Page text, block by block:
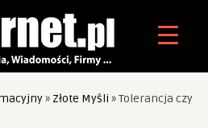
» Złote Myśli »Tolerancja czy